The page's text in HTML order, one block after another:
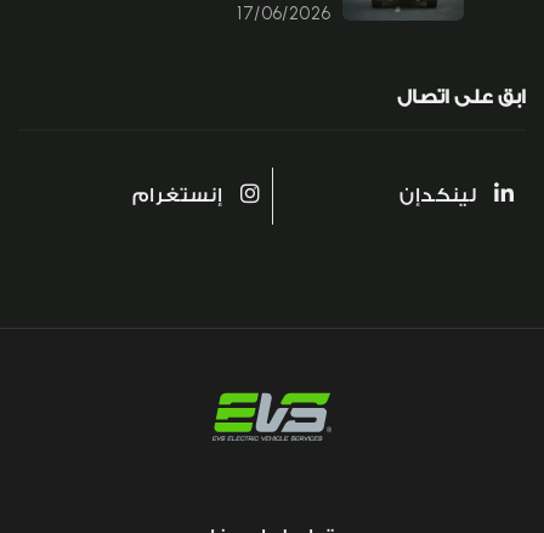
17/06/2026
ابق على اتصال
لينكدإن إنستغرام